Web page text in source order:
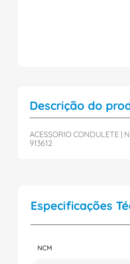
Descrição do
ACESSORIO CONDULETE |
913612
Especificações
NCM